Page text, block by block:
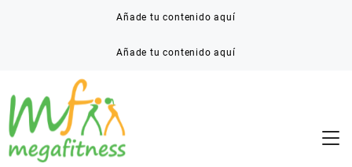
Añade tu contenido aquí
Añade tu contenido aquí